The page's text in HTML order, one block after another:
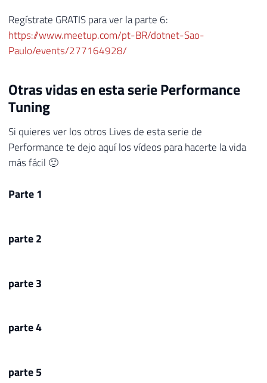
Regístrate GRATIS para ver la parte 6:
https://www.meetup.com/pt-BR/dotnet-Sao-
Paulo/events/277164928/
Otras vidas en esta serie Performance
Tuning
Si quieres ver los otros Lives de esta serie de
Performance te dejo aquí los vídeos para hacerte la vida
más fácil 🙂
Parte 1
parte 2
parte 3
parte 4
parte 5